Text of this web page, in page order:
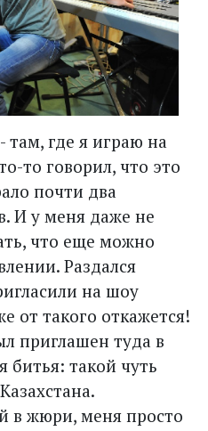
там, где я играю на
то говорил, что это
почти два
И у меня даже не
что еще можно
Раздался
на шоу
от такого откажется!
приглашен туда в
битья: такой чуть
в жюри, меня просто